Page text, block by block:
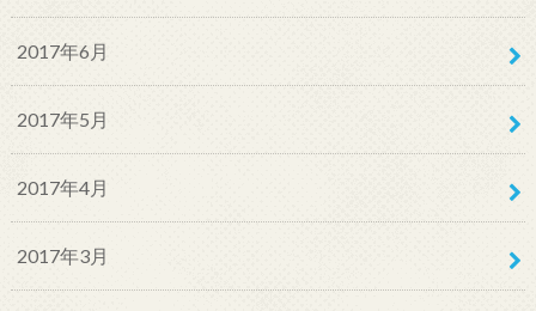
2017年6月
2017年5月
2017年4月
2017年3月